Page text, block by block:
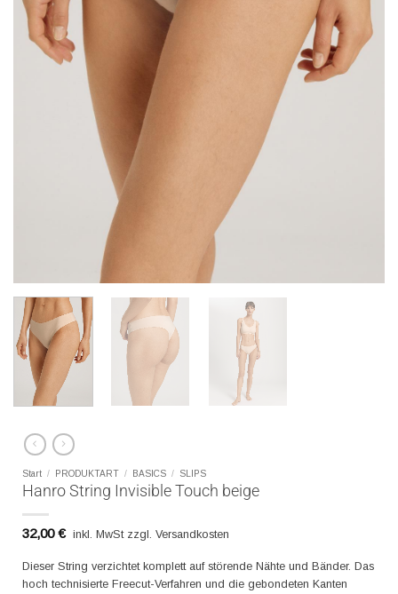
Start / PRODUKTART / BASICS / SLIPS
Hanro String Invisible Touch beige
32,00€ inkl. MwSt zzgl. Versandkosten
Dieser String verzichtet komplett auf störende Nähte und Bänder. Das
hoch technisierte Freecut-Verfahren und die gebondeten Kanten